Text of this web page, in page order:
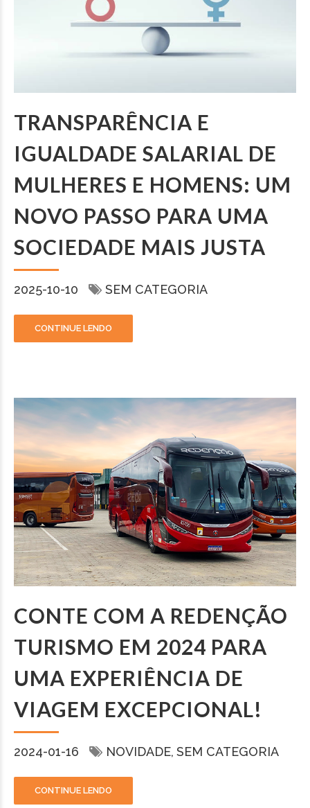
TRANSPARÊNCIA E
IGUALDADE SALARIAL DE
MULHERES E HOMENS: UM
NOVO PASSO PARA UMA
SOCIEDADE MAIS JUSTA
2025-10-10 SEM CATEGORIA
CONTINUE LENDO
CONTE COM A REDENÇÃO
TURISMO EM 2024 PARA
UMA EXPERIÊNCIA DE
VIAGEM EXCEPCIONAL!
2024-01-16 NOVIDADE SEM CATEGORIA
CONTINUE LENDO